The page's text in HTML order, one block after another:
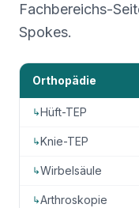
Fachbereichs-
Spokes.
Orthopädie
↳Hüft-TEP
↳Knie-TEP
↳Wirbelsäule
↳Arthroskopie